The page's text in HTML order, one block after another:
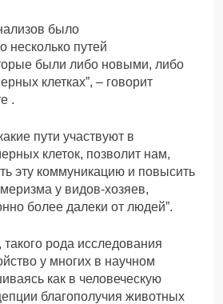
было
несколько путей
были либо новыми, либо
клетках”, – говорит
.
пути участвуют в
клеток, позволит нам,
эту коммуникацию и повысить
у видов-хозяев,
более далеки от людей”.
рода исследования
у многих в научном
как в человеческую
благополучия животных